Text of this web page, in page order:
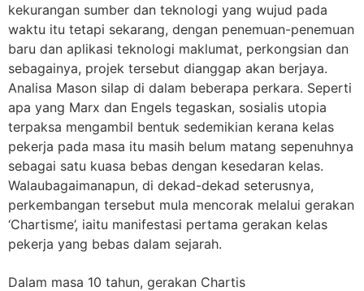
kekurangan sumber dan teknologi yang wujud pada
waktu itu tetapi sekarang, dengan penemuan-penemuan
baru dan aplikasi teknologi maklumat, perkongsian dan
sebagainya, projek tersebut dianggap akan berjaya.
Analisa Mason silap di dalam beberapa perkara. Seperti
apa yang Marx dan Engels tegaskan, sosialis utopia
terpaksa mengambil bentuk sedemikian kerana kelas
pekerja pada masa itu masih belum matang sepenuhnya
sebagai satu kuasa bebas dengan kesedaran kelas.
Walaubagaimanapun, di dekad-dekad seterusnya,
perkembangan tersebut mula mencorak melalui gerakan
‘Chartisme’, iaitu manifestasi pertama gerakan kelas
pekerja yang bebas dalam sejarah.
Dalam masa 10 tahun, gerakan Chartis